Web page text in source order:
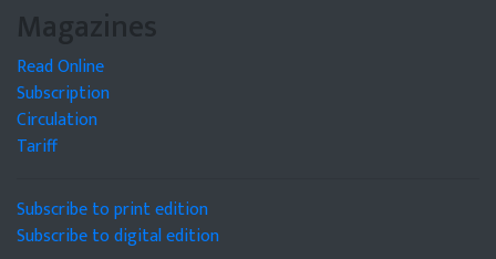
Magazines
Read Online
Subscription
Circulation
Tariff
Subscribe to print edition
Subscribe to digital edition